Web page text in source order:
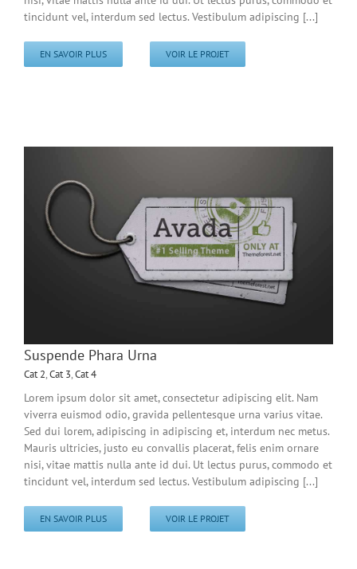
tincidunt vel, interdum sed lectus. Vestibulum adipiscing [...]
EN SAVOIR PLUS VOIR LE PROJET
Suspende Phara Urna
Cat 2,Cat 3,Cat 4
Lorem ipsum dolor sit amet, consectetur adipiscing elit. Nam
viverra euismod odio, gravida pellentesque urna varius vitae.
Sed dui lorem, adipiscing in adipiscing et, interdum nec metus.
Mauris ultricies, justo eu convallis placerat, felis enim ornare
nisi, vitae mattis nulla ante id dui. Ut lectus purus, commodo et
tincidunt vel, interdum sed lectus. Vestibulum adipiscing [...]
EN SAVOIR PLUS VOIR LE PROJET